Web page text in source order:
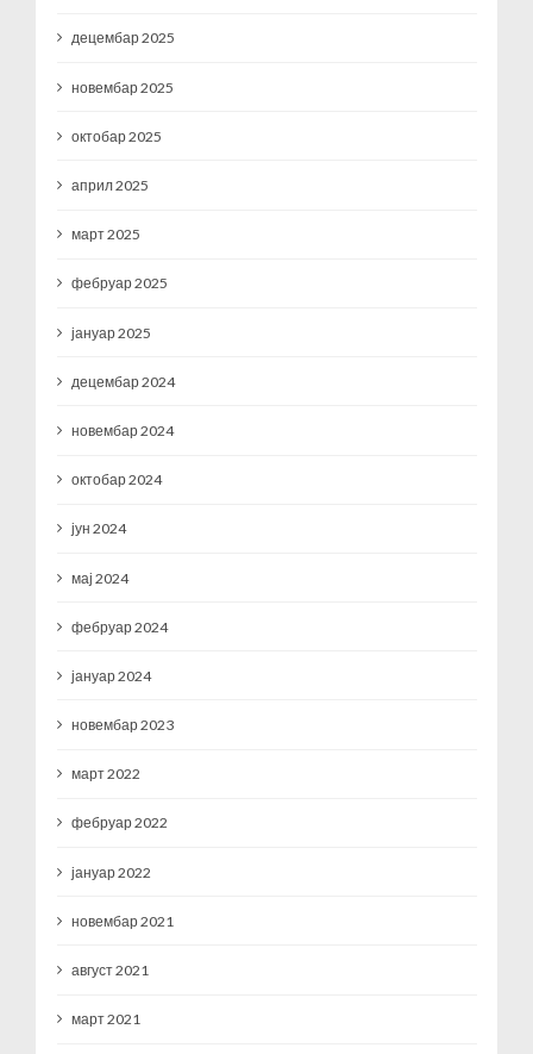
децембар 2025
новембар 2025
октобар 2025
април 2025
март 2025
фебруар 2025
јануар 2025
децембар 2024
новембар 2024
октобар 2024
јун 2024
мај 2024
фебруар 2024
јануар 2024
новембар 2023
март 2022
фебруар 2022
јануар 2022
новембар 2021
август 2021
март 2021